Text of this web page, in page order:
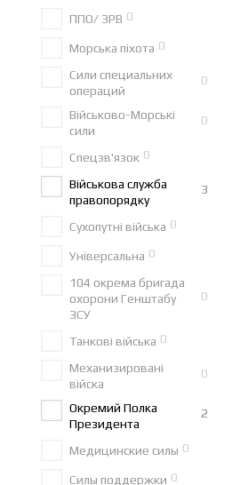
ППО/ ЗРВ 0
Морська піхота 0
Сили специальних
операций
0
Військово-Морські
сили
0
Спецзв'язок 0
Військова служба
правопорядку
3
Сухопутні війська 0
Універсальна 0
104 окрема бригада
охорони Генштабу
ЗСУ
0
Танкові війська 0
Механизировані
війска
0
Окремий Полка
Президента
2
Медицинские силы 0
Силы поддержки 0